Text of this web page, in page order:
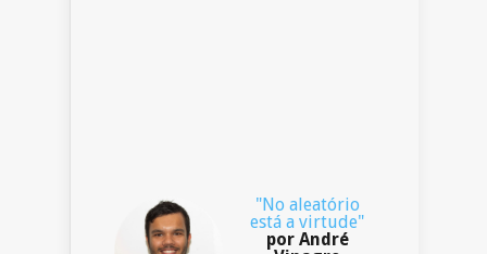
"No aleatório
está a virtude"
por André